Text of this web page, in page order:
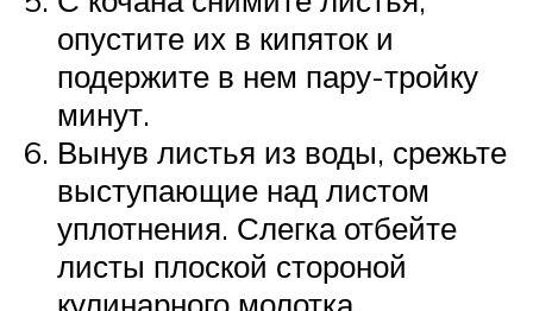
опустите их в кипяток и
подержите в нем пару-тройку
минут.
Вынув листья из воды, срежьте
выступающие над листом
уплотнения. Слегка отбейте
листы плоской стороной